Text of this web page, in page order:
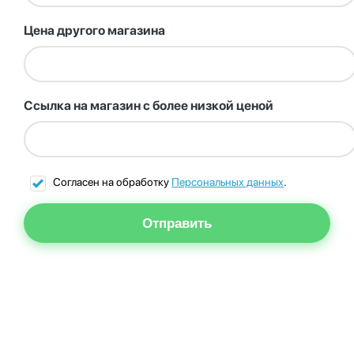
Цена другого магазина
Ссылка на магазин с более низкой ценой
Согласен на обработку Персональных данных.
Отправить